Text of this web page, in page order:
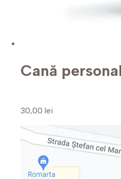
Cană
30,00 lei